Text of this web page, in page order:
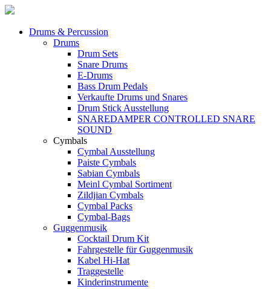
Drums & Percussion
Drums
Drum Sets
Snare Drums
E-Drums
Bass Drum Pedals
Verkaufte Drums und Snares
Drum Stick Ausstellung
SNAREDAMPER CONTROLLED SNARE
SOUND
Cymbals
Cymbal Ausstellung
Paiste Cymbals
Sabian Cymbals
Meinl Cymbal Sortiment
Zildjian Cymbals
Cymbal Packs
Cymbal-Bags
Guggenmusik
Cocktail Drum Kit
Fahrgestelle für Guggenmusik
Kabel Hi-Hat
Traggestelle
Kinderinstrumente